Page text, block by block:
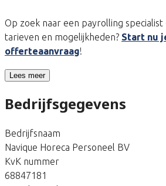
Op zoek naar een payrolling
tarieven en mogelijkheden? Start nu
offerteaanvraag!
Lees meer
Bedrijfsgegevens
Bedrijfsnaam
Navique Horeca Personeel BV
KvK nummer
68847181